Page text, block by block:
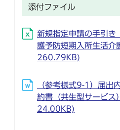
添付ファイル
新規指定申請の手引き
護予防短期入所生活介
260.79KB)
（参考様式9-1）届出
約書（共生型サービス
24.00KB)